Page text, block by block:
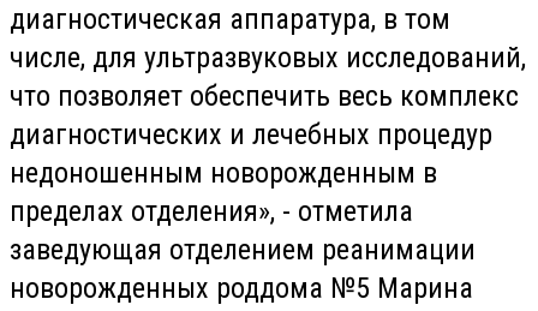
диагностическая аппаратура, в том
числе, для ультразвуковых исследований,
что позволяет обеспечить весь комплекс
диагностических и лечебных процедур
недоношенным новорожденным в
пределах отделения», - отметила
заведующая отделением реанимации
новорожденных роддома №5 Марина